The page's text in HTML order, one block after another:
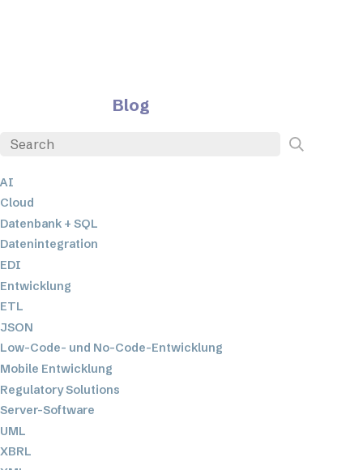
Blog
AI
Cloud
Datenbank + SQL
Datenintegration
EDI
Entwicklung
ETL
JSON
Low-Code- und No-Code-Entwicklung
Mobile Entwicklung
Regulatory Solutions
Server-Software
UML
XBRL